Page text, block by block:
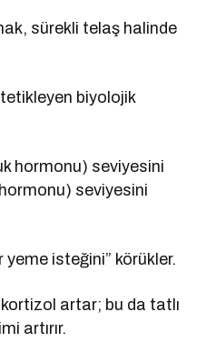
sürekli telaş halinde
biyolojik
hormonu) seviyesini
seviyesini
yeme isteğini” körükler.
artar; bu da tatlı
artırır.